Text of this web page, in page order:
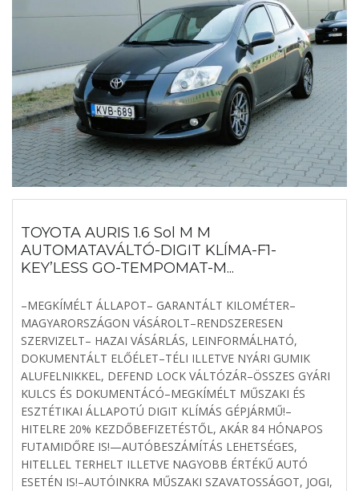
TOYOTA AURIS 1.6 Sol M M
AUTOMATAVÁLTÓ-DIGIT KLÍMA-F1-
KEY’LESS GO-TEMPOMAT-M...
–MEGKÍMÉLT ÁLLAPOT– GARANTÁLT KILOMÉTER–
MAGYARORSZÁGON VÁSÁROLT–RENDSZERESEN
SZERVIZELT– HAZAI VÁSÁRLÁS, LEINFORMÁLHATÓ,
DOKUMENTÁLT ELŐÉLET–TÉLI ILLETVE NYÁRI GUMIK
ALUFELNIKKEL, DEFEND LOCK VÁLTÓZÁR–ÖSSZES GYÁRI
KULCS ÉS DOKUMENTÁCÓ–MEGKÍMÉLT MŰSZAKI ÉS
ESZTÉTIKAI ÁLLAPOTÚ DIGIT KLÍMÁS GÉPJÁRMŰ!–
HITELRE 20% KEZDŐBEFIZETÉSTŐL, AKÁR 84 HÓNAPOS
FUTAMIDŐRE IS!—AUTÓBESZÁMÍTÁS LEHETSÉGES,
HITELLEL TERHELT ILLETVE NAGYOBB ÉRTÉKŰ AUTÓ
ESETÉN IS!–AUTÓINKRA MŰSZAKI SZAVATOSSÁGOT, JOGI,